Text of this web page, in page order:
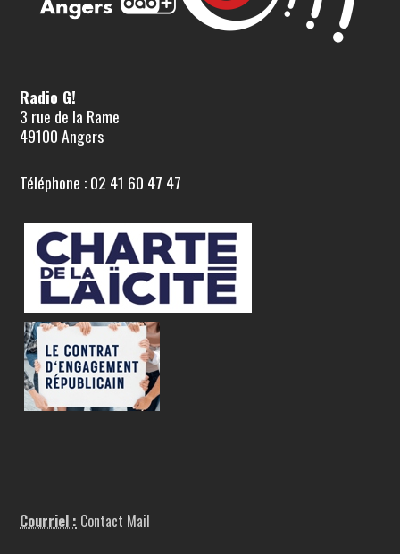
Radio G!
3 rue de la Rame
49100 Angers
Téléphone : 02 41 60 47 47
Courriel : Contact Mail